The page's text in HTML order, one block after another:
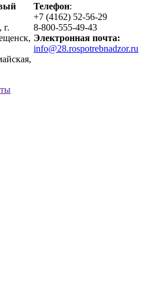
г.
Телефон:
+7 (4162) 52-56-29
8-800-555-49-43
Электронная почта:
info@28.rospotrebnadzor.ru